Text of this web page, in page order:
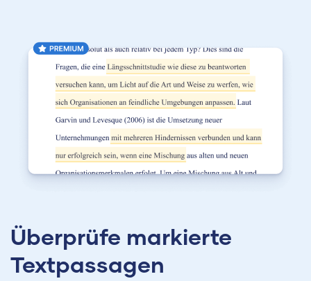
Überprüfe markierte
Textpassagen